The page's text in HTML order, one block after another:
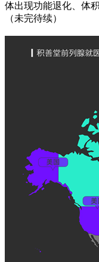
体出现功能退化、体
（未完待续）